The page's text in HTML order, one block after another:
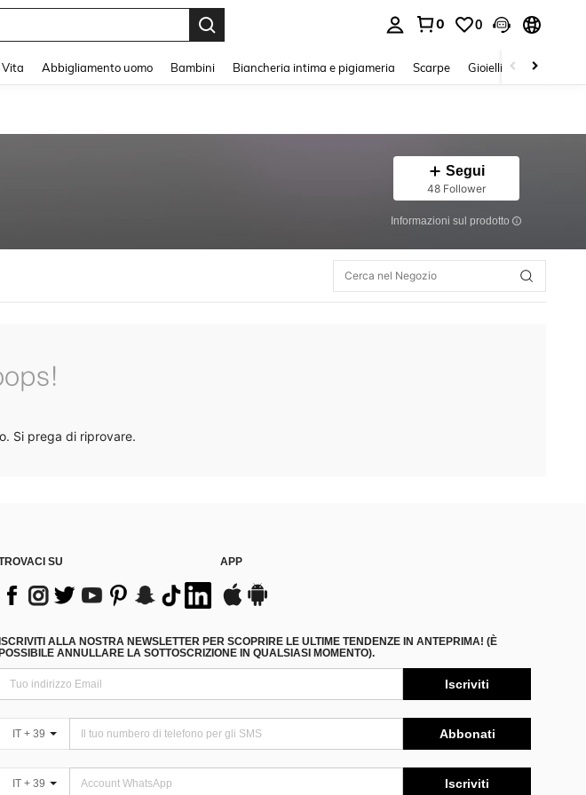
0 0
Vita Abbigliamento uomo Bambini Biancheria intima e pigiameria Scarpe Gioielli E Accessori
Segui
48 Follower
Informazioni sul prodotto
Si prega di riprovare.
SU APP
ISCRIVITI ALLA NOSTRA NEWSLETTER PER SCOPRIRE LE ULTIME TENDENZE IN ANTEPRIMA! (È
POSSIBILE ANNULLARE LA SOTTOSCRIZIONE IN QUALSIASI MOMENTO).
Iscriviti
IT + 39 Abbonati
IT + 39 Iscriviti